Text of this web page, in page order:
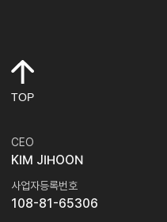
TOP
CEO
KIM JIHOON
사업자등록번호
108-81-65306